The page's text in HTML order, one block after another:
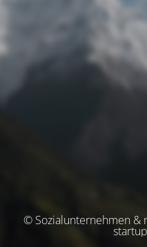
© Sozialunternehmen &